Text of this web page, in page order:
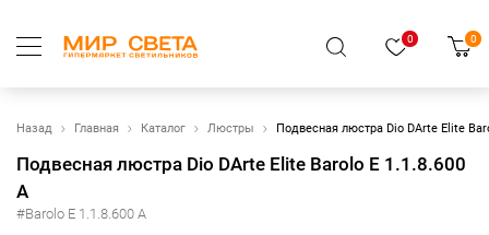
0 0
Назад Главная Каталог Люстры Подвесная люстра Dio DArte Elite
Подвесная люстра Dio DArte Elite Barolo E 1.1.8.600
A
#Barolo E 1.1.8.600 A